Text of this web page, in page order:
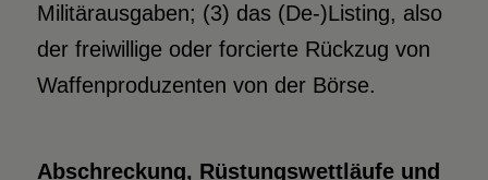
Militärausgaben; (3) das (De-)Listing, also
der freiwillige oder forcierte Rückzug von
Waffenproduzenten von der Börse.
Abschreckung, Rüstungswett­läufe und